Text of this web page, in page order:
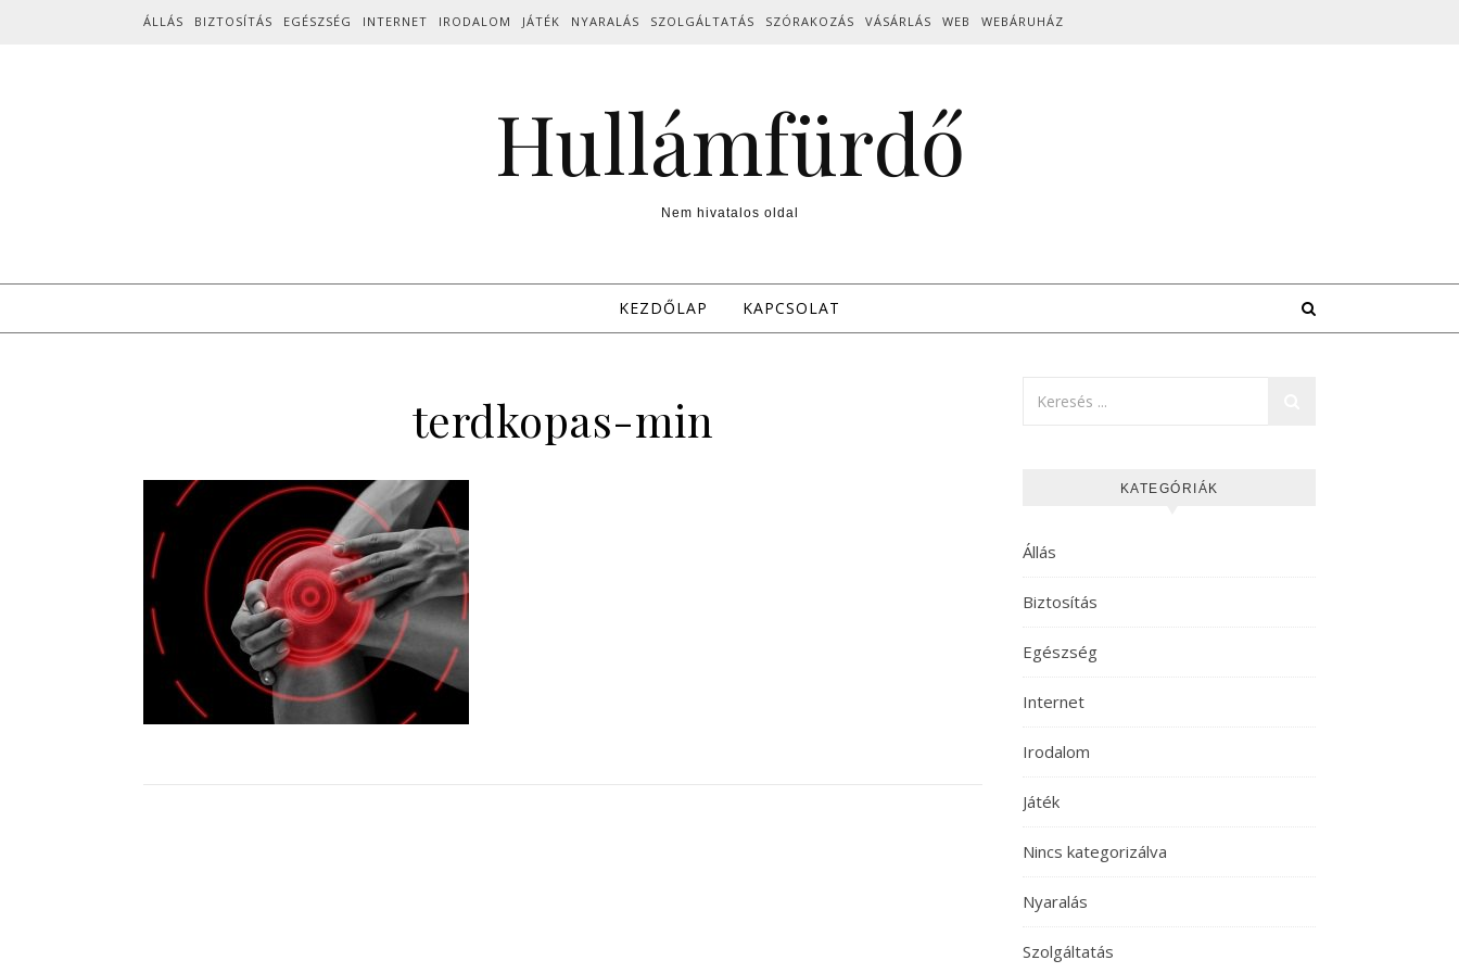
ÁLLÁS BIZTOSÍTÁS EGÉSZSÉG INTERNET IRODALOM JÁTÉK NYARALÁS SZOLGÁLTATÁS SZÓRAKOZÁS VÁSÁRLÁS WEB WEBÁRUHÁZ
Hullámfürdő
Nem hivatalos oldal
KEZDŐLAP KAPCSOLAT
terdkopas-min
KATEGÓRIÁK
Állás
Biztosítás
Egészség
Internet
Irodalom
Játék
Nincs kategorizálva
Nyaralás
Szolgáltatás